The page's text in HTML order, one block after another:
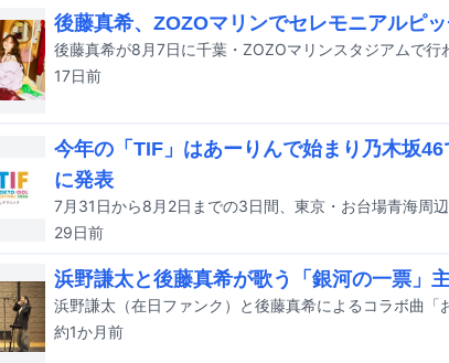
後藤真希、ZOZOマリンでセレモニアルピ
17日前
今年の「TIF」はあーりんで始まり乃木坂
に発表
29日前
浜野謙太と後藤真希が歌う「銀河の一票」
約1か月前